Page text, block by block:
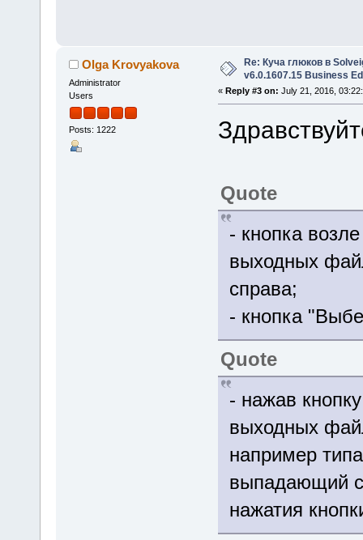
Olga Krovyakova
Administrator
Users
Posts: 1222
Re: Куча глюков в
v6.0.1607.15 Business
« Reply #3 on: July 21, 2016,
Quote
- кнопка
выходных
справа;
- кнопка
Quote
- нажав
выходных
например
выпадающий
нажатия